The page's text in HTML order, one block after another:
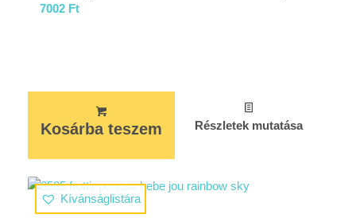
7002 Ft
Kosárba teszem Részletek mutatása
Kívánságlistára